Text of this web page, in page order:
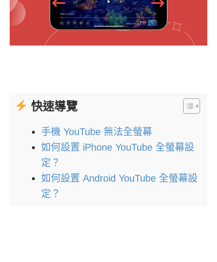
快速導覽
手機 YouTube 無法全螢幕
如何設置 iPhone YouTube 全螢幕設
定？
如何設置 Android YouTube 全螢幕設
定？